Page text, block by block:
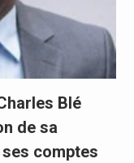
Blé
de sa
comptes